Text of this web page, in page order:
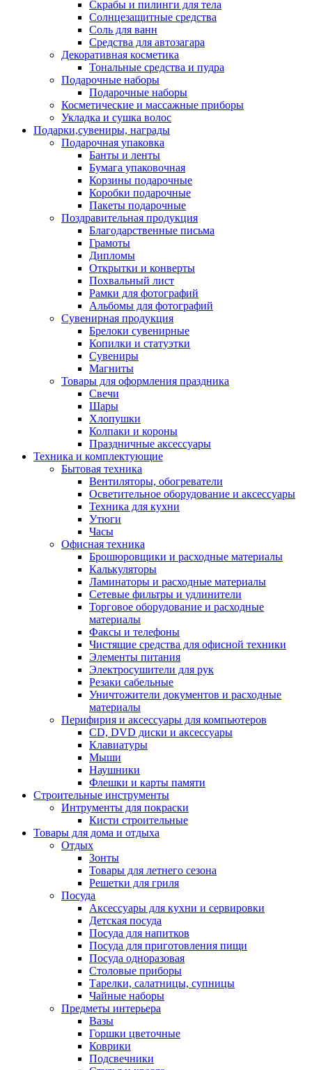
Скрабы и пилинги для тела
Солнцезащитные средства
Соль для ванн
Средства для автозагара
Декоративная косметика
Тональные средства и пудра
Подарочные наборы
Подарочные наборы
Косметические и массажные приборы
Укладка и сушка волос
Подарки,сувениры, награды
Подарочная упаковка
Банты и ленты
Бумага упаковочная
Корзины подарочные
Коробки подарочные
Пакеты подарочные
Поздравительная продукция
Благодарственные письма
Грамоты
Дипломы
Открытки и конверты
Похвальный лист
Рамки для фотографий
Альбомы для фотографий
Сувенирная продукция
Брелоки сувенирные
Копилки и статуэтки
Сувениры
Магниты
Товары для оформления праздника
Свечи
Шары
Хлопушки
Колпаки и короны
Праздничные аксессуары
Техника и комплектующие
Бытовая техника
Вентиляторы, обогреватели
Осветительное оборудование и аксессуары
Техника для кухни
Утюги
Часы
Офисная техника
Брошюровщики и расходные материалы
Калькуляторы
Ламинаторы и расходные материалы
Сетевые фильтры и удлинители
Торговое оборудование и расходные
материалы
Факсы и телефоны
Чистящие средства для офисной техники
Элементы питания
Электросушители для рук
Резаки сабельные
Уничтожители документов и расходные
материалы
Перифирия и аксессуары для компьютеров
CD, DVD диски и аксессуары
Клавиатуры
Мыши
Наушники
Флешки и карты памяти
Строительные инструменты
Интрументы для покраски
Кисти строительные
Товары для дома и отдыха
Отдых
Зонты
Товары для летнего сезона
Решетки для гриля
Посуда
Аксессуары для кухни и сервировки
Детская посуда
Посуда для напитков
Посуда для приготовления пищи
Посуда одноразовая
Столовые приборы
Тарелки, салатницы, супницы
Чайные наборы
Предметы интерьера
Вазы
Горшки цветочные
Коврики
Подсвечники